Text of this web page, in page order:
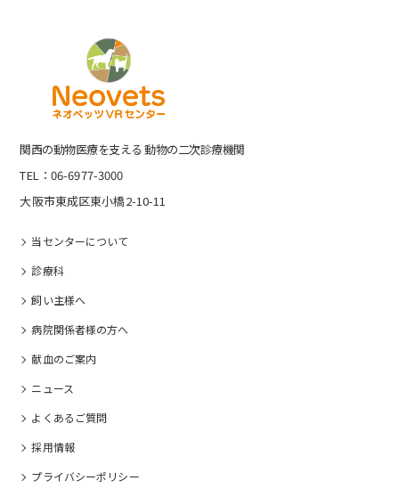
関⻄の動物医療を⽀える 動物の⼆次診療機関
TEL：06-6977-3000
大阪市東成区東小橋2-10-11
当センターについて
診療科
飼い主様へ
病院関係者様の⽅へ
献血のご案内
ニュース
よくあるご質問
採⽤情報
プライバシーポリシー